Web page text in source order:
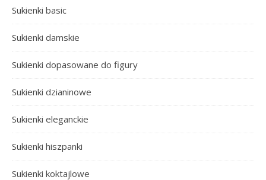
Sukienki basic
Sukienki damskie
Sukienki dopasowane do figury
Sukienki dzianinowe
Sukienki eleganckie
Sukienki hiszpanki
Sukienki koktajlowe